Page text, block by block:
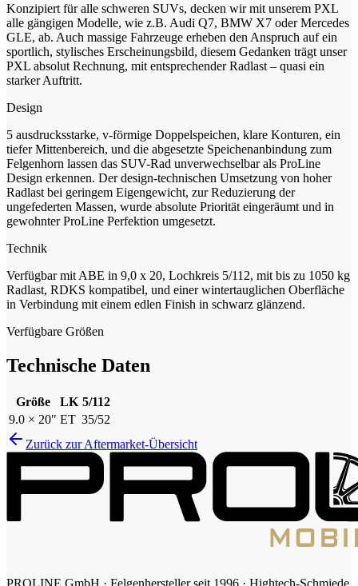
Konzipiert für alle schweren SUVs, decken wir mit unserem PXL
alle gängigen Modelle, wie z.B. Audi Q7, BMW X7 oder Mercedes
GLE, ab. Auch massige Fahrzeuge erheben den Anspruch auf ein
sportlich, stylisches Erscheinungsbild, diesem Gedanken trägt unser
PXL absolut Rechnung, mit entsprechender Radlast – quasi ein
starker Auftritt.
Design
5 ausdrucksstarke, v-förmige Doppelspeichen, klare Konturen, ein
tiefer Mittenbereich, und die abgesetzte Speichenanbindung zum
Felgenhorn lassen das SUV-Rad unverwechselbar als ProLine
Design erkennen. Der design-technischen Umsetzung von hoher
Radlast bei geringem Eigengewicht, zur Reduzierung der
ungefederten Massen, wurde absolute Priorität eingeräumt und in
gewohnter ProLine Perfektion umgesetzt.
Technik
Verfügbar mit ABE in 9,0 x 20, Lochkreis 5/112, mit bis zu 1050 kg
Radlast, RDKS kompatibel, und einer wintertauglichen Oberfläche
in Verbindung mit einem edlen Finish in schwarz glänzend.
Verfügbare Größen
Technische Daten
Größe LK 5/112
9.0 × 20″ ET 35/52
Zurück zur Aftermarket-Übersicht
PROLINE GmbH · Felgenhersteller seit 1996 · Hightech-Schmiede